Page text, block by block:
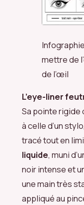
mettre de
de l’œil
L’eye-liner
Sa pointe rigide
à celle d’un
tracé tout en
liquide, muni
noir intense et
une main très
appliqué au